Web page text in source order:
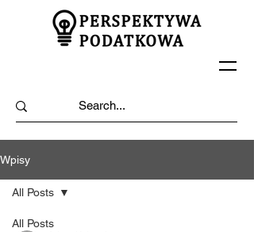
Wpisy
All Posts
All Posts